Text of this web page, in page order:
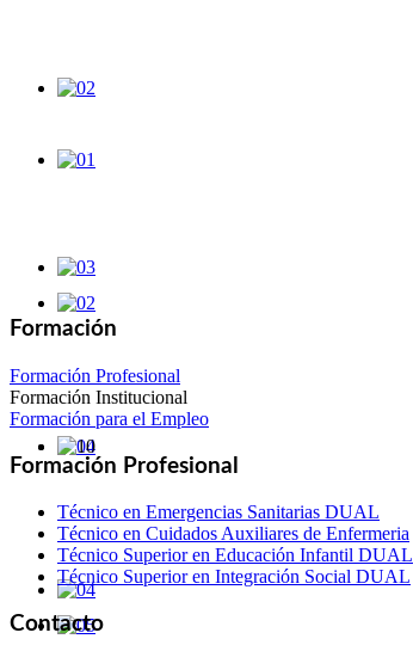
Formación
Formación Profesional
Formación Institucional
Formación para el Empleo
Formación Profesional
Técnico en Emergencias Sanitarias DUAL
Técnico en Cuidados Auxiliares de Enfermeria
Técnico Superior en Educación Infantil DUAL
Técnico Superior en Integración Social DUAL
Contacto